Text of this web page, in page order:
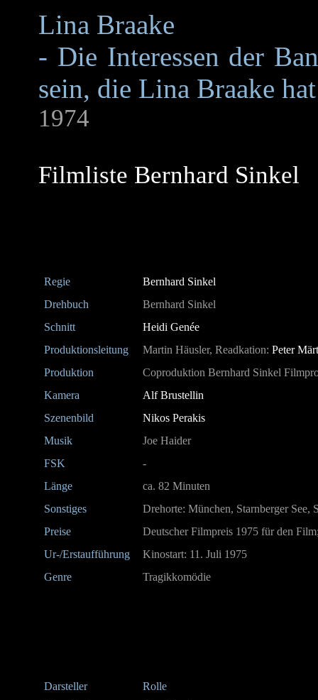
Lina Braake
- Die Interessen der
sein, die Lina Braake
1974
Filmliste Bernhard Sinkel
Regie
Bernhard Sinkel
Drehbuch
Bernhard Sinkel
Schnitt
Heidi Genée
Produktionsleitung
Martin Häusler, Readkation: Peter
Produktion
Coproduktion Bernhard Sinkel
Kamera
Alf Brustellin
Szenenbild
Nikos Perakis
Musik
Joe Haider
FSK
-
Länge
ca. 82 Minuten
Sonstiges
Drehorte: München, Starnberger See,
Preise
Deutscher Filmpreis 1975 für den
Ur-/Erstaufführung
Kinostart: 11. Juli 1975
Genre
Tragikkomödie
Darsteller
Rolle